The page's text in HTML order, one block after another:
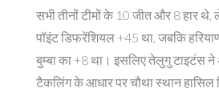
सभी तीनों टीमों के 10 जीत और 8 हार
पॉइंट डिफरेंशियल +45 था, जबकि
बुम्बा का +8 था। इसलिए तेलुगु टाइटंस
टैकलिंग के आधार पर चौथा स्थान हासिल